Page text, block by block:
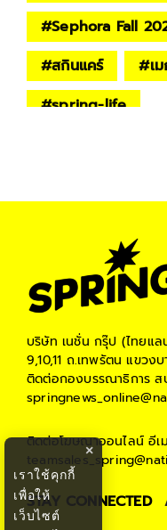
#Sephora Fall
#สกินแคร์ #เ
#spring-life
บริษัท เนชั่น กรุ๊ป (ไทยแ
9,10,11 ถ.เทพรัตน แขวง
ติดต่อกองบรรณาธิการ ส
ติดต่อโฆษณาออนไลน์ อีเ
STAY CONNECTED
×
เราใช้คุกกี้
เพื่อให้
เว็บไซต์